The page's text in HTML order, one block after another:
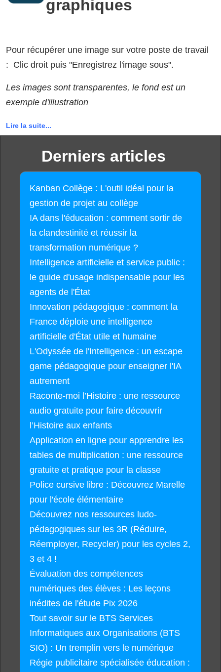
graphiques
Pour récupérer une image sur votre poste de travail
: Clic droit puis "Enregistrez l'image sous".
Les images sont transparentes, le fond est un
exemple d'illustration
Lire la suite...
Derniers articles
Kanban Collège : L'outil idéal pour la
gestion de projet au collège
IA dans l'éducation : comment sortir de
la clandestinité et réussir la
transformation numérique ?
Intelligence artificielle et service public :
le guide d'usage indispensable pour les
agents de l'État
Innovation pédagogique : comment la
France déploie une intelligence
artificielle d'État utile et humaine
L'Odyssée de l'Intelligence : un escape
game pédagogique pour enseigner l'IA
autrement
Raconte-moi l’Histoire : une ressource
audio gratuite pour faire découvrir
l’Histoire aux enfants
Application en ligne pour apprendre les
tables de multiplication : une ressource
gratuite et pratique pour la classe
Police cursive libre : Découvrez Marelle
pour l'école élémentaire
Découvrez nos ressources ludo-
pédagogiques sur les 3R (Réduire,
Réemployer, Recycler) pour les cycles 2,
3 et 4 !
Évaluation des compétences
numériques des élèves : Les leçons
inédites de l'étude Pix 2026
Tout savoir sur le BTS Services
Informatiques aux Organisations (BTS
SIO) : Un tremplin vers le numérique
Régie publicitaire spécialisée éducation :